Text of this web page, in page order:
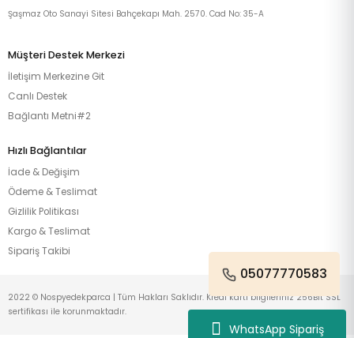
WhatsApp Sipariş
Şaşmaz Oto Sanayi Sitesi Bahçekapı Mah. 2570. Cad No: 35-A
Müşteri Destek Merkezi
İletişim Merkezine Git
Canlı Destek
Bağlantı Metni#2
Hızlı Bağlantılar
İade & Değişim
Ödeme & Teslimat
Gizlilik Politikası
Kargo & Teslimat
Sipariş Takibi
05077770583
2022 © Nospyedekparca | Tüm Hakları Saklıdır. Kredi kartı bilgileriniz 256Bit SSL
sertifikası ile korunmaktadır.